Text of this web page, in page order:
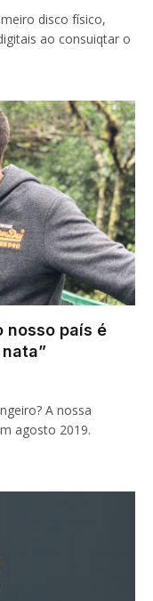
disco físico,
ao consuiqtar o
nosso país é
A nossa
agosto 2019.